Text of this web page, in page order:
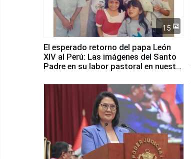
15
El esperado retorno del papa León
XIV al Perú: Las imágenes del Santo
Padre en su labor pastoral en nuestro